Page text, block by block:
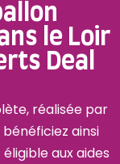
le Loir
Deal
réalisée par
bénéficiez ainsi
aux aides